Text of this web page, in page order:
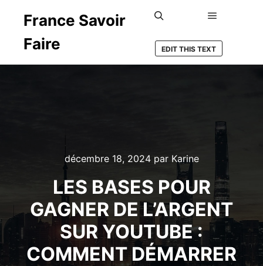
France Savoir
Faire
EDIT THIS TEXT
décembre 18, 2024par Karine
LES BASES POUR
GAGNER DE L’ARGENT
SUR YOUTUBE :
COMMENT DÉMARRER